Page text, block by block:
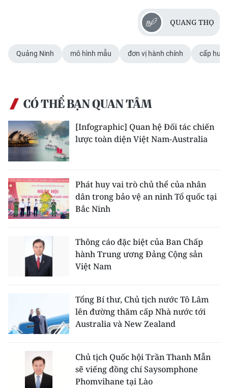
QUANG THỌ
Quảng Ninh mô hình mẫu đơn vị hành chính cấp
CÓ THỂ BẠN QUAN TÂM
[Infographic] Quan hệ Đối tác chiến
lược toàn diện Việt Nam-Australia
Phát huy vai trò chủ thể của nhân
dân trong bảo vệ an ninh Tổ quốc tại
Bắc Ninh
Thông cáo đặc biệt của Ban Chấp
hành Trung ương Đảng Cộng sản
Việt Nam
Tổng Bí thư, Chủ tịch nước Tô Lâm
lên đường thăm cấp Nhà nước tới
Australia và New Zealand
Chủ tịch Quốc hội Trần Thanh Mẫn
sẽ viếng đồng chí Saysomphone
Phomvihane tại Lào